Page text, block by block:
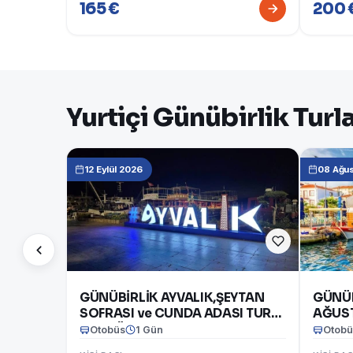
165 € 200
Yurtiçi Günübirlik
12 Eylül 2026
GÜNÜBİRLİK AYVALIK,ŞEYTAN
SOFRASI ve CUNDA ADASI TURU
12 EYLÜL 2026
Otobüs 1 Gün
08